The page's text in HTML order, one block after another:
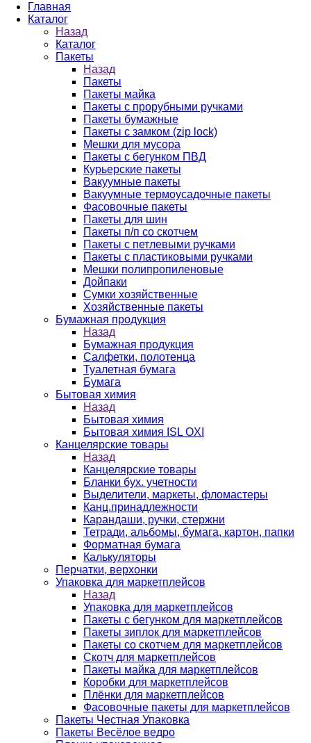
Главная
Каталог
Назад
Каталог
Пакеты
Назад
Пакеты
Пакеты майка
Пакеты с прорубными ручками
Пакеты бумажные
Пакеты с замком (zip lock)
Мешки для мусора
Пакеты с бегунком ПВД
Курьерские пакеты
Вакуумные пакеты
Вакуумные термоусадочные пакеты
Фасовочные пакеты
Пакеты для шин
Пакеты п/п со скотчем
Пакеты с петлевыми ручками
Пакеты с пластиковыми ручками
Мешки полипропиленовые
Дойпаки
Сумки хозяйственные
Хозяйственные пакеты
Бумажная продукция
Назад
Бумажная продукция
Салфетки, полотенца
Туалетная бумага
Бумага
Бытовая химия
Назад
Бытовая химия
Бытовая химия ISL OXI
Канцелярские товары
Назад
Канцелярские товары
Бланки бух. учетности
Выделители, маркеты, фломастеры
Канц.принадлежности
Карандаши, ручки, стержни
Тетради, альбомы, бумага, картон, папки
Форматная бумага
Калькуляторы
Перчатки, верхонки
Упаковка для маркетплейсов
Назад
Упаковка для маркетплейсов
Пакеты с бегунком для маркетплейсов
Пакеты зиплок для маркетплейсов
Пакеты со скотчем для маркетплейсов
Скотч для маркетплейсов
Пакеты майка для маркетплейсов
Коробки для маркетплейсов
Плёнки для маркетплейсов
Фасовочные пакеты для маркетплейсов
Пакеты Честная Упаковка
Пакеты Весёлое ведро